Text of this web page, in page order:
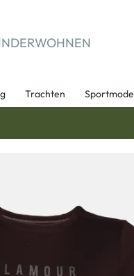
WOHNEN
Trachten Sportmode